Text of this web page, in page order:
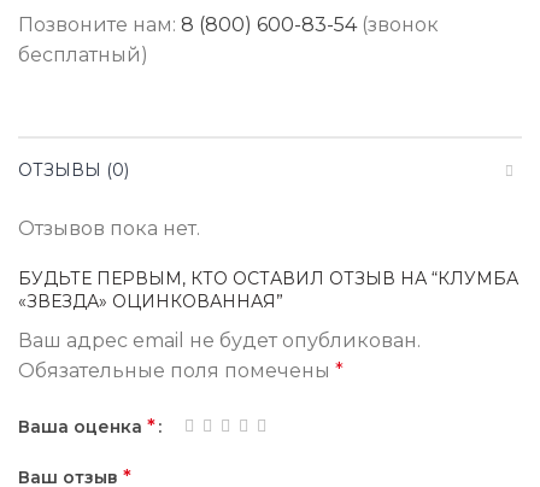
Позвоните нам: 8 (800) 600-83-54(звонок
бесплатный)
ОТЗЫВЫ (0)
Отзывов пока нет.
БУДЬТЕ ПЕРВЫМ, КТО ОСТАВИЛ ОТЗЫВ НА “КЛУМБА
«ЗВЕЗДА» ОЦИНКОВАННАЯ”
Ваш адрес email не будет опубликован.
Обязательные поля помечены *
Ваша оценка *
Ваш отзыв *